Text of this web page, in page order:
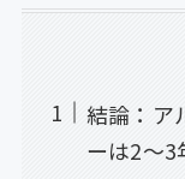
結論：ア
ーは2〜3